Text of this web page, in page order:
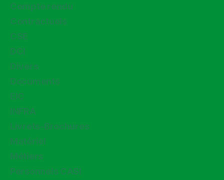
Compte rendu
Contractuels
CSE
DCI
Divers
Documents
EIC
INFRA
Livrets-Brochures
Matériel
Métiers
Personnels CASI